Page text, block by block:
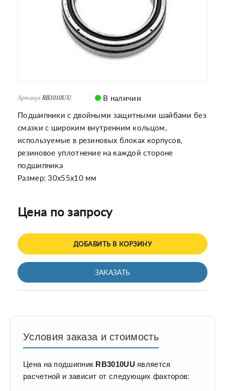
Артикул RB3010UU
В наличии
Подшипники с двойными защитными шайбами без
смазки с широким внутренним кольцом,
используемые в резиновых блоках корпусов,
резиновое уплотнение на каждой стороне
подшипника
Размер: 30x55x10 мм
Цена по запросу
ДОБАВИТЬ В КОРЗИНУ
ЗАКАЗАТЬ
Условия заказа и стоимость
Цена на подшипник RB3010UU является
расчетной и зависит от следующих факторов: